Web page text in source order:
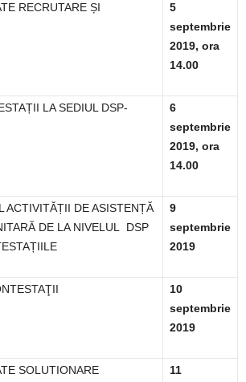
RECRUTARE ȘI
5
septembrie
2019, ora
14.00
LA SEDIUL DSP-
6
septembrie
2019, ora
14.00
ACTIVITĂȚII DE ASISTENȚĂ
DE LA NIVELUL
DSP
9
septembrie
2019
10
septembrie
2019
SOLUTIONARE
11